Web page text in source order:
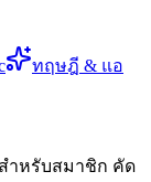
ทฤษฎี & แอ
ำหรับสมาชิก คัด